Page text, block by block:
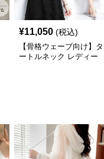
¥11,050 (税込)
【骨格ウェーブ向け】タ
ートルネック レディー